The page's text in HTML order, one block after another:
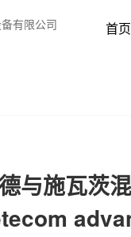
首页
与施瓦茨